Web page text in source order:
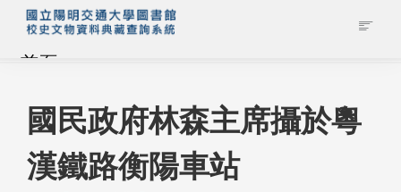
首頁
藏品查詢
校史館簡介
國民政府林森主席攝於粵
漢鐵路衡陽車站